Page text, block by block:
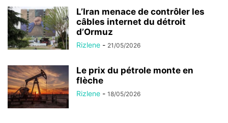
L’Iran menace de contrôler les
câbles internet du détroit
d’Ormuz
Rizlene - 21/05/2026
Le prix du pétrole monte en
flèche
Rizlene - 18/05/2026